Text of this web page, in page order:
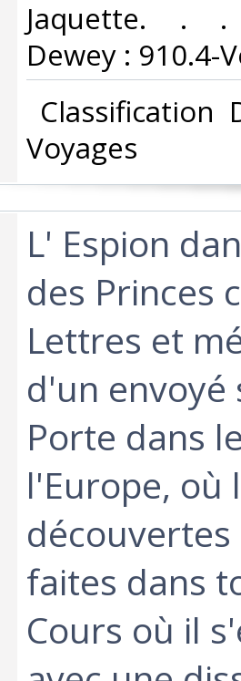
Jaquette. . .
Dewey : 910.4-
Classification
Voyages‎
‎L' Espion
des Princes
Lettres et
d'un envoyé
Porte dans
l'Europe, où
faites dans
Cours où il